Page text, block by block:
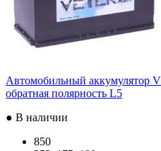
Автомобильный аккумулятор
обратная полярность L5
● В наличии
850